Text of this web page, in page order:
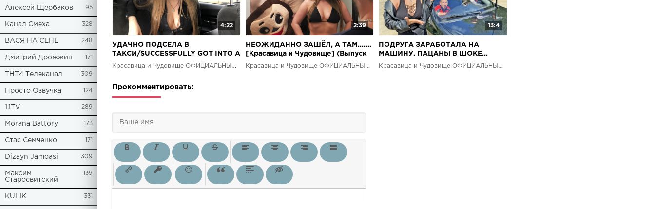
Алексей Щербаков 95
Канал Смеха 328
ВАСЯ НА СЕНЕ 248
Дмитрий Дрожжин 171
ТНТ4 Телеканал 309
Просто Озвучка 124
1.1TV 289
Morana Battory 173
Стас Семченко 171
Dizayn Jamoasi 309
Максим
Старосвитский
139
KULIK 331
4:22
УДАЧНО ПОДСЕЛА В
ТАКСИ/SUCCESSFULLY GOT INTO A
TAXI [Красавица и Чудовище]
Красавица и Чудовище ОФИЦИАЛЬНЫЙ КАНАЛ
2:39
НЕОЖИДАННО ЗАШЁЛ, А ТАМ.......
[Красавица и Чудовище] (Выпуск
191)
Красавица и Чудовище ОФИЦИАЛЬНЫЙ КАНАЛ
13:4
ПОДРУГА ЗАРАБОТАЛА НА
МАШИНУ. ПАЦАНЫ В ШОКЕ...
РЕАКЦИЯ НА СИТУАЦИЮ
Красавица и Чудовище ОФИЦИАЛЬНЫЙ КАНАЛ
Прокомментировать: